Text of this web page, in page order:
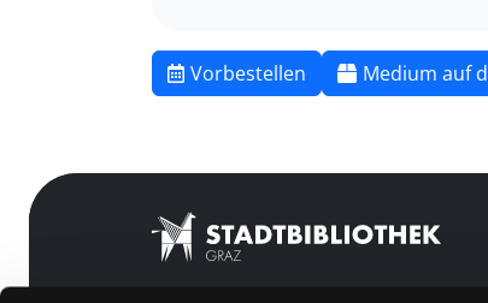
Vorbestellen Medium auf